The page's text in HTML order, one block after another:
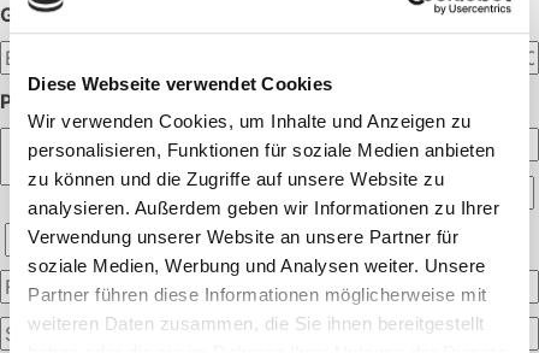
Diese Webseite verwendet Cookies
Wir verwenden Cookies, um Inhalte und Anzeigen zu
personalisieren, Funktionen für soziale Medien anbieten
zu können und die Zugriffe auf unsere Website zu
analysieren. Außerdem geben wir Informationen zu Ihrer
Verwendung unserer Website an unsere Partner für
soziale Medien, Werbung und Analysen weiter. Unsere
Partner führen diese Informationen möglicherweise mit
weiteren Daten zusammen, die Sie ihnen bereitgestellt
GEWÜNSCHTE MENGE:
PERSÖNLICHE ANGABEN: